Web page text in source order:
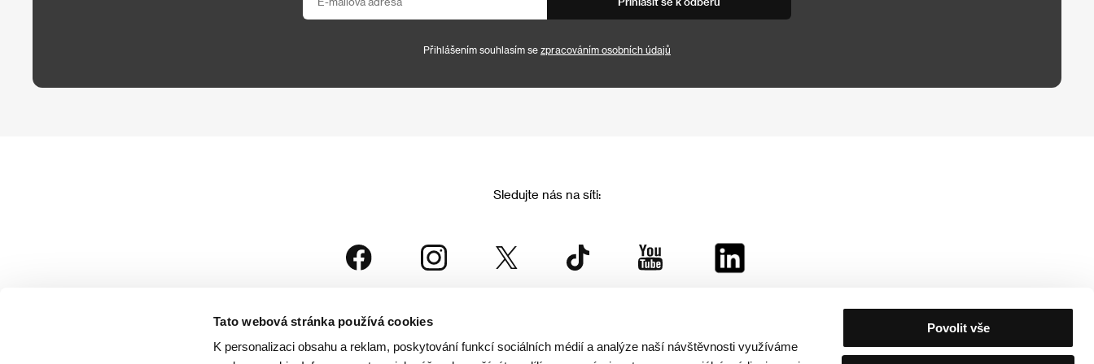
Tato webová stránka používá cookies
K personalizaci obsahu a reklam, poskytování funkcí sociálních médií a analýze naší návštěvnosti využíváme
Povolit vše
Přihlášením souhlasím se zpracováním osobních údajů
Sledujte nás na síti:
je součástí rodiny KVIFF Group, která zastřešuje i další projekty: